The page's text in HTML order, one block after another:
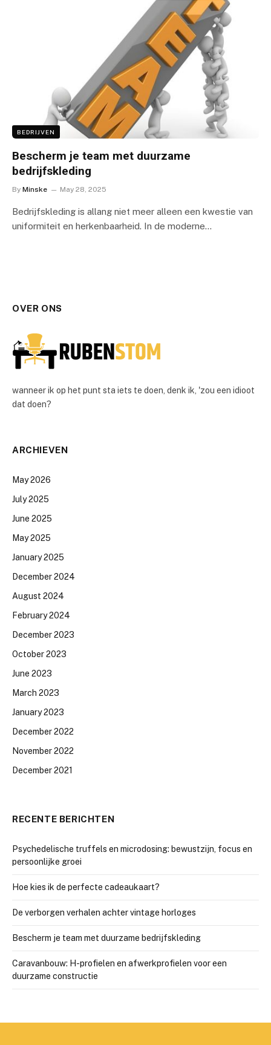
BEDRIJVEN
Bescherm je team met duurzame
bedrijfskleding
By Minske May 28, 2025
Bedrijfskleding is allang niet meer alleen een kwestie van
uniformiteit en herkenbaarheid. In de moderne…
OVER ONS
wanneer ik op het punt sta iets te doen, denk ik, 'zou een idioot
dat doen?
ARCHIEVEN
May 2026
July 2025
June 2025
May 2025
January 2025
December 2024
August 2024
February 2024
December 2023
October 2023
June 2023
March 2023
January 2023
December 2022
November 2022
December 2021
RECENTE BERICHTEN
Psychedelische truffels en microdosing: bewustzijn, focus en
persoonlijke groei
Hoe kies ik de perfecte cadeaukaart?
De verborgen verhalen achter vintage horloges
Bescherm je team met duurzame bedrijfskleding
Caravanbouw: H-profielen en afwerkprofielen voor een
duurzame constructie